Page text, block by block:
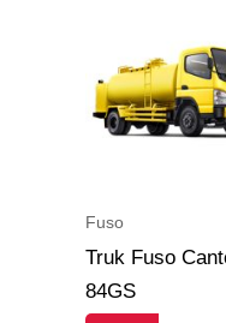
Fuso
Truk Fuso
84GS